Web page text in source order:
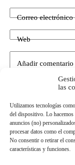
las
Utilizamos tecnologías
del dispositivo. Lo hacemos
anuncios (no)
procesar datos como el
No consentir o retirar el
características y funciones.
Correo electrónico
Web
Añadir comentario
Publicar el